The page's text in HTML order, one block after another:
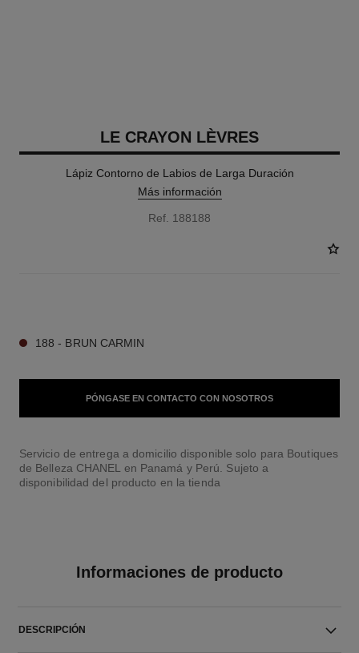
LE CRAYON LÈVRES
Lápiz Contorno de Labios de Larga Duración
Más información
Ref. 188188
188 - BRUN CARMIN
PÓNGASE EN CONTACTO CON NOSOTROS
Servicio de entrega a domicilio disponible solo para Boutiques
de Belleza CHANEL en Panamá y Perú. Sujeto a
disponibilidad del producto en la tienda
Informaciones de producto
DESCRIPCIÓN